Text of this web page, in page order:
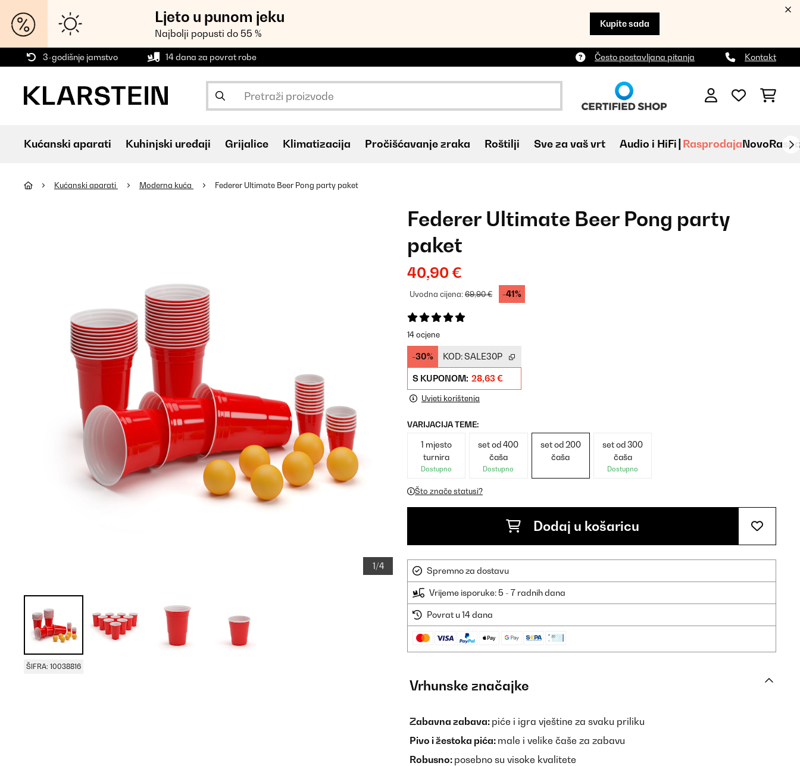
Ljeto u punom jeku
Najbolji popusti do 55 %
Kupite sada
3-godišnje jamstvo 14 dana za povrat robe Često postavljana pitanja Kontakt
Kućanski aparati Kuhinjski uređaji Grijalice Klimatizacija Pročišćavanje zraka Roštilji Sve za vaš vrt Audio i HiFi RasprodajaNovo
Kućanski aparati Moderna kuća Federer Ultimate Beer Pong party paket
1/4
ŠIFRA: 10038816
Federer Ultimate Beer Pong party
paket
40,90 €
Uvodna cijena:69,90 € -41%
14 ocjene
-30% KOD:SALE30P
S KUPONOM: 28,63 €
Uvjeti korištenja
VARIJACIJA TEME:
1 mjesto
turnira
Dostupno
set od 400
čaša
Dostupno
set od 200
čaša
set od 300
čaša
Dostupno
Što znače statusi?
Dodaj u košaricu
Spremno za dostavu
Vrijeme isporuke: 5 - 7 radnih dana
Povrat u 14 dana
Vrhunske značajke
Zabavna zabava: piće i igra vještine za svaku priliku
Pivo i žestoka pića: male i velike čaše za zabavu
Robusno: posebno su visoke kvalitete